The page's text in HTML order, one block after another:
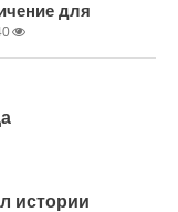
для
истории